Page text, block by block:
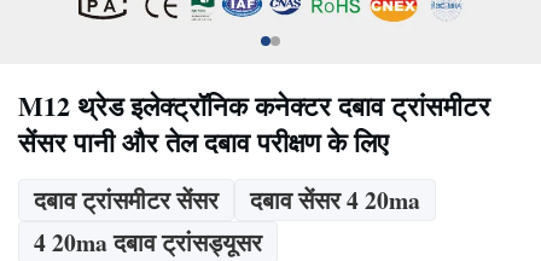
M12 थ्रेड इलेक्ट्रॉनिक कनेक्टर दबाव ट्रांसमीटर
सेंसर पानी और तेल दबाव परीक्षण के लिए
दबाव ट्रांसमीटर सेंसर
दबाव सेंसर 4 20ma
4 20ma दबाव ट्रांसड्यूसर